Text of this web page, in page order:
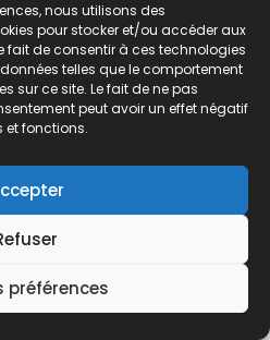
nous utilisons des
pour stocker et/ou accéder aux
fait de consentir à ces technologies
telles que le comportement
sur ce site. Le fait de ne pas
peut avoir un effet négatif
et fonctions.
préférences